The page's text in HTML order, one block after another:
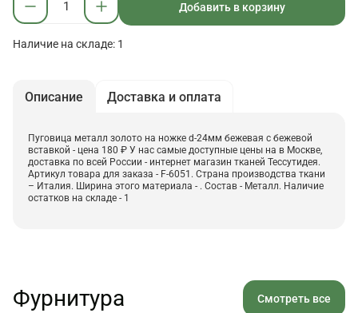
Добавить в корзину
Наличие на складе: 1
Описание Доставка и оплата
Пуговица металл золото на ножке d-24мм бежевая с бежевой
вставкой - цена 180 ₽ У нас самые доступные цены на в Москве,
доставка по всей России - интернет магазин тканей Тессутидея.
Артикул товара для заказа - F-6051. Страна производства ткани
– Италия. Ширина этого материала - . Состав - Металл. Наличие
остатков на складе - 1
Фурнитура Смотреть все